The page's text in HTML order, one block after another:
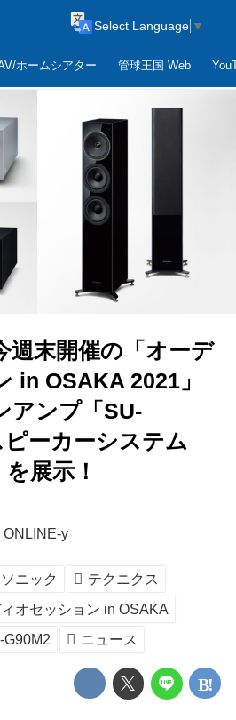
ホームシアター 管球王国 Web
Select Language ▼
週末開催の「オーデ
in OSAKA 2021」
アンプ「SU-
ーカーシステム
を展示！
ONLINE-y
ニック
テクニクス
オセッション in OSAKA
G90M2 ニュース